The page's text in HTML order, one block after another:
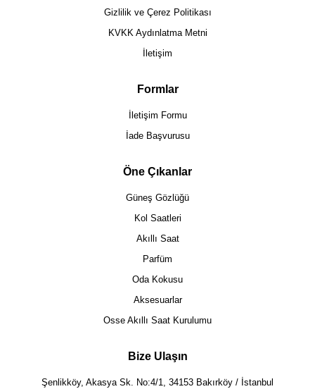
Gizlilik ve Çerez Politikası
KVKK Aydınlatma Metni
İletişim
Formlar
İletişim Formu
İade Başvurusu
Öne Çıkanlar
Güneş Gözlüğü
Kol Saatleri
Akıllı Saat
Parfüm
Oda Kokusu
Aksesuarlar
Osse Akıllı Saat Kurulumu
Bize Ulaşın
Şenlikköy, Akasya Sk. No:4/1, 34153 Bakırköy / İstanbul